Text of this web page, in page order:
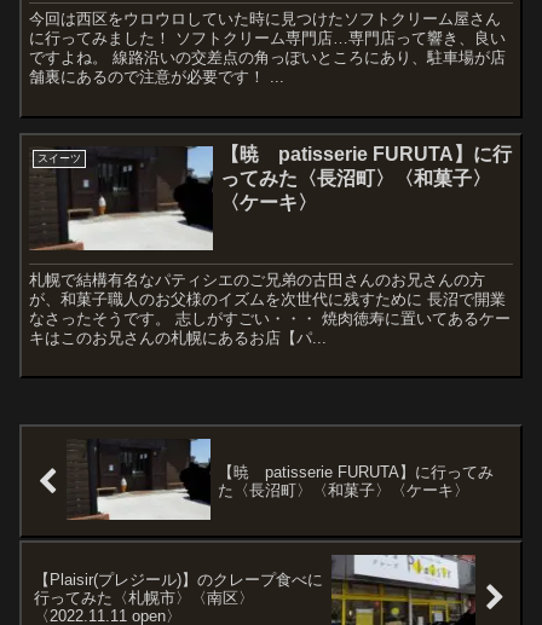
今回は西区をウロウロしていた時に見つけたソフトクリーム屋さん
に行ってみました！ ソフトクリーム専門店…専門店って響き、良い
ですよね。 線路沿いの交差点の角っぽいところにあり、駐車場が店
舗裏にあるので注意が必要です！ ...
スイーツ
【暁 patisserie FURUTA】に行
ってみた〈長沼町〉〈和菓子〉
〈ケーキ〉
札幌で結構有名なパティシエのご兄弟の古田さんのお兄さんの方
が、和菓子職人のお父様のイズムを次世代に残すために 長沼で開業
なさったそうです。 志しがすごい・・・ 焼肉徳寿に置いてあるケー
キはこのお兄さんの札幌にあるお店【パ...
【暁 patisserie FURUTA】に行ってみ
た〈長沼町〉〈和菓子〉〈ケーキ〉
【Plaisir(プレジール)】のクレープ食べに
行ってみた〈札幌市〉〈南区〉
〈2022.11.11 open〉